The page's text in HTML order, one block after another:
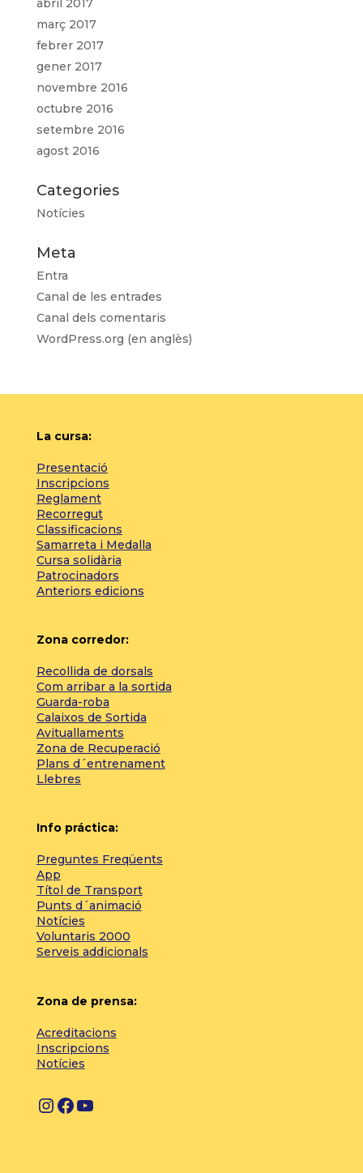
abril 2017
març 2017
febrer 2017
gener 2017
novembre 2016
octubre 2016
setembre 2016
agost 2016
Categories
Notícies
Meta
Entra
Canal de les entrades
Canal dels comentaris
WordPress.org (en anglès)
La cursa:
Presentació
Inscripcions
Reglament
Recorregut
Classificacions
Samarreta i Medalla
Cursa solidària
Patrocinadors
Anteriors edicions
Zona corredor:
Recollida de dorsals
Com arribar a la sortida
Guarda-roba
Calaixos de Sortida
Avituallaments
Zona de Recuperació
Plans d´entrenament
Llebres
Info práctica:
Preguntes Freqüents
App
Títol de Transport
Punts d´animació
Notícies
Voluntaris 2000
Serveis addicionals
Zona de prensa:
Acreditacions
Inscripcions
Notícies
I
F Y